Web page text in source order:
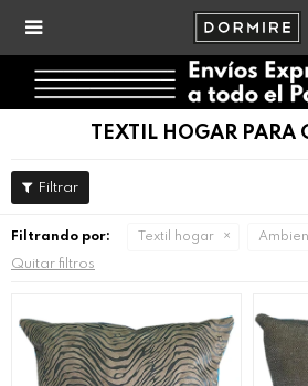

TEXTIL HOGAR PARA
Filtrando por: Textil hogar
Quitar filtros